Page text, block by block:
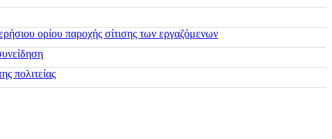
ορίου παροχής σίτισης των εργαζόμενων
πολιτείας